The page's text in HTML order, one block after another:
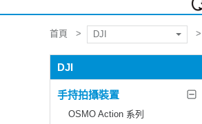
首頁 DJI
DJI
手持拍攝裝置
OSMO Action 系列